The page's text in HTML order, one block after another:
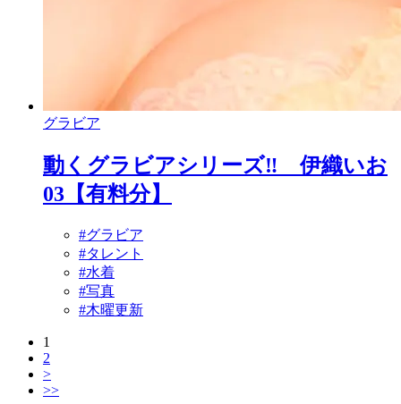
グラビア
動くグラビアシリーズ‼ 伊織いお
03【有料分】
#グラビア
#タレント
#水着
#写真
#木曜更新
1
2
>
>>